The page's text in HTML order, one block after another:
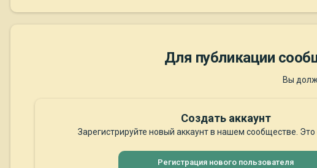
Для публикации
Вы
Создать аккаунт
Зарегистрируйте новый аккаунт в нашем сообществе. Это
Регистрация нового пользователя